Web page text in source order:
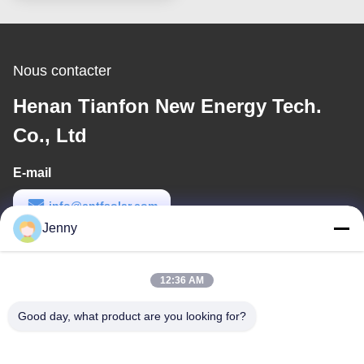
Nous contacter
Henan Tianfon New Energy Tech.
Co., Ltd
E-mail
info@cntfsolar.com
Temps de travail
Jenny
12:36 AM
Good day, what product are you looking for?